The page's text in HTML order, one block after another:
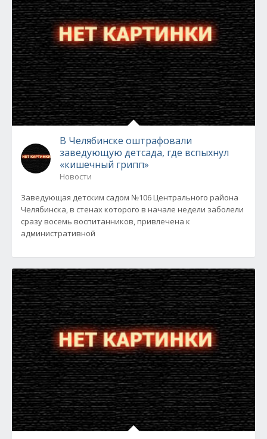
В Челябинске оштрафовали
заведующую детсада, где вспыхнул
«кишечный грипп»
Новости
Заведующая детским садом №106 Центрального района
Челябинска, в стенах которого в начале недели заболели
сразу восемь воспитанников, привлечена к
административной